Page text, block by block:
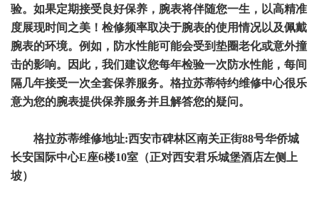
验。如果定期接受良好保养，腕表将伴随您一生，以高精准
度展现时间之美！检修频率取决于腕表的使用情况以及佩戴
腕表的环境。例如，防水性能可能会受到垫圈老化或意外撞
击的影响。因此，我们建议您每年检验一次防水性能，每间
隔几年接受一次全套保养服务。格拉苏蒂特约维修中心很乐
意为您的腕表提供保养服务并且解答您的疑问。
格拉苏蒂维修地址:西安市碑林区南关正街88号华侨城
长安国际中心E座6楼10室（正对西安君乐城堡酒店左侧上
坡）